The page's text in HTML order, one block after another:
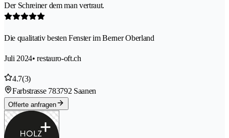
Der Schreiner dem man vertraut.
Die qualitativ besten Fenster im Berner Oberland
Juli 2024• restauro-oft.ch
4.7(3)
Farbstrasse 783792 Saanen
Offerte anfragen